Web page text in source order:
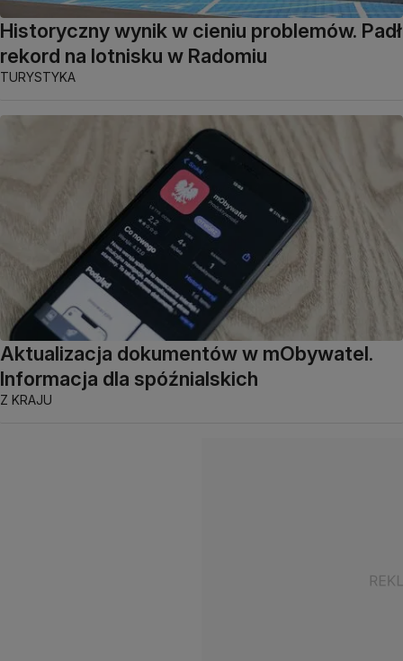
Historyczny wynik w cieniu problemów. Padł
rekord na lotnisku w Radomiu
TURYSTYKA
Aktualizacja dokumentów w mObywatel.
Informacja dla spóźnialskich
Z KRAJU